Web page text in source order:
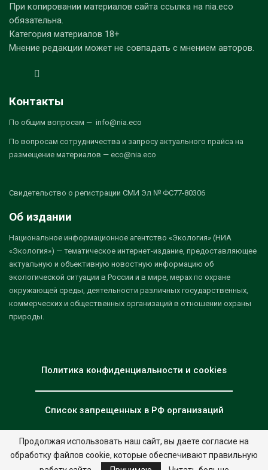
При копировании материалов сайта ссылка на nia.eco
обязательна.
Категория материалов 18+
Мнение редакции может не совпадать с мнением авторов.
Контакты
По общим вопросам — info@nia.eco
По вопросам сотрудничества и запросу актуального прайса на
размещение материалов — eco@nia.eco
Свидетельство о регистрации СМИ Эл № ФС77-80306
Об издании
Национальное информационное агентство «Экология» (НИА
«Экология») — тематическое интернет-издание, предоставляющее
актуальную и объективную новостную информацию об
экологической ситуации в России и в мире, мерах по охране
окружающей среды, деятельности различных государственных,
коммерческих и общественных организаций в отношении охраны
природы.
Политика конфиденциальности и cookies
Список запрещенных в РФ организаций
© 2026 - НИА "Экология". Все права защищены. Дизайн:nia.eco
Продолжая использовать наш сайт, вы даете согласие на
обработку файлов cookie, которые обеспечивают правильную